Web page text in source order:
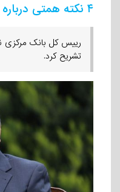
۴ نکته همتی درباره ثبات بازار ارز
رییس کل بانک مرکزی
تشریح کرد.